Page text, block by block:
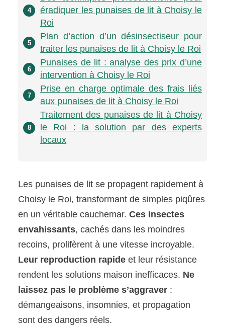
4
éradiquer les punaises de lit à Choisy le
Roi
5
Plan d’action d’un désinsectiseur pour
traiter les punaises de lit à Choisy le Roi
6
Punaises de lit : analyse des prix d’une
intervention à Choisy le Roi
7
Prise en charge optimale des frais liés
aux punaises de lit à Choisy le Roi
8
Traitement des punaises de lit à Choisy
le Roi : la solution par des experts
locaux
Les punaises de lit se propagent rapidement à
Choisy le Roi, transformant de simples piqûres
en un véritable cauchemar.Ces insectes
envahissants, cachés dans les moindres
recoins, prolifèrent à une vitesse incroyable.
Leur reproduction rapide et leur résistance
rendent les solutions maison inefficaces. Ne
laissez pas le problème s’aggraver :
démangeaisons, insomnies, et propagation
sont des dangers réels.